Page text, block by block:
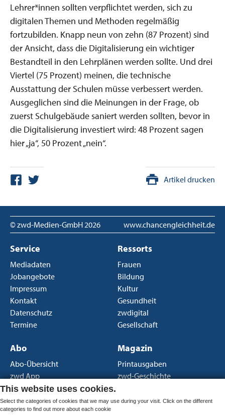
Lehrer*innen sollten verpflichtet werden, sich zu
digitalen Themen und Methoden regelmäßig
fortzubilden. Knapp neun von zehn (87 Prozent) sind
der Ansicht, dass die Digitalisierung ein wichtiger
Bestandteil in den Lehrplänen werden sollte. Und drei
Viertel (75 Prozent) meinen, die technische
Ausstattung der Schulen müsse verbessert werden.
Ausgeglichen sind die Meinungen in der Frage, ob
zuerst Schulgebäude saniert werden sollten, bevor in
die Digitalisierung investiert wird: 48 Prozent sagen
hier „ja“, 50 Prozent „nein“.
Artikel drucken
© zwd-Medien-GmbH2026 www.chancengleichheit.de
Service
Mediadaten
Jobangebote
Impressum
Kontakt
Datenschutz
Termine
Ressorts
Frauen
Bildung
Kultur
Gesundheit
zwdigital
Gesellschaft
Abo
Abo-Übersicht
zwd App
Newsletter
AGB Print
AGB Portal
Magazin
Printausgaben
zwd-Geschichte
This website uses cookies.
Select the categories of cookies that we may use during your visit. Click on the different
categories to find out more about each cookie